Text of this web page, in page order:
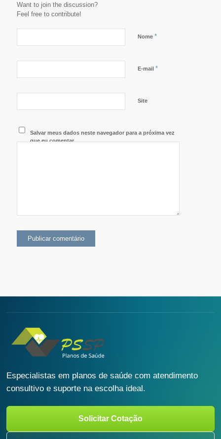
Want to join the discussion?
Feel free to contribute!
Nome *
E-mail *
Site
Salvar meus dados neste navegador para a próxima vez
que eu comentar.
Especialistas em planos de saúde com atendimento
consultivo e suporte na escolha ideal.
Solicitar Cotação